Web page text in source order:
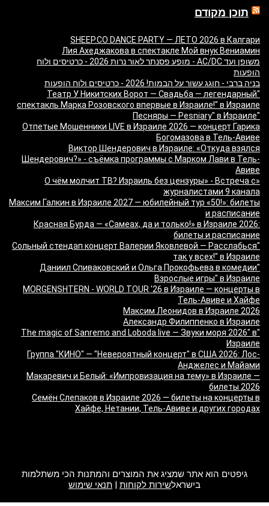
תוכן מקודם
SHEEP.CO DANCE PARTY — ЛЕТО 2026 в Калгари
Лия Ахеджакова в спектакле Мой внук Вениамин
משופן ועד AC/DC - מופע פסנתר לאור נרות 2026 - כרטיסים ולוח
הופעות
בניה ברבי - חוגג עשור על הבמות! 2026 - כרטיסים ולוח הופעות
"Театр У Никитских Ворот — Свадьба — легендарный
спектакль Марка Розовского впервые в Израиле!" в Израиле
"Песняры — Pesniary" в Израиле
Отпетые Мошенники LIVE в Израиле 2026 — концерт Гарика
Богомазова в Тель-Авиве
Виктор Шендерович в Израиле: «Откуда взялся
Шендерович?» - съёмка программы с Марком Лави в Тель-
Авиве
«О чём молчит ТВ? Израиль без цензуры» - Встреча с
журналистами 9 канала
Максим Галкин в Израиле 2027 — юбилейный тур «50!»: билеты
и расписание
Красная Бурда — «Самеах, да и только!» в Израиле 2026:
билеты и расписание
"Сольный стендап концерт Валерии Яковлевой — Расслабься
так у всех!" в Израиле
"Даниил Спиваковский и Ольга Прокофьева в комедии
Взрослые игры" в Израиле
MORGENSHTERN - WORLD TOUR '26 в Израиле — концерты в
Тель-Авиве и Хайфе
Максим Леонидов в Израиле 2026
Александр Филиппенко в Израиле
"The magic of Sanremo and Loboda live — Звуки моря 2026" в
Израиле
Группа "КИНО" — "Невероятный концерт" в США 2026: Лос-
Анджелес и Майами
Макаревич и Белый: «Импровизация на тему» в Израиле —
билеты 2026
Семён Слепаков в Израиле 2026 — билеты на концерты в
Хайфе, Нетании, Тель-Авиве и других городах
גיפטים הוא אתר שמציג את המוצרים והמתנות הכי משתלמות
בישראלשירות לקוחות | תנאי שימוש